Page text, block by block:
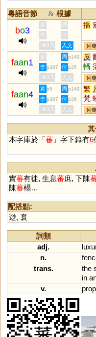
粵語音節 & 根據
bo3
黃 周 播
李
何
HKLS
人文 同
faan1
黃 周 p149 反
轓
李 p307 何 p35
HKLS 人文 同
faan4
黃 p5 周 p149 繁
梵
颿
鐇
李 p307 何 p36
HKLS 人文 同
本字庫於「蕃」字下錄有6
實蕃有徒, 生息蕃庶, 下陳
陳蕃榻…
配搭點:
逤, 袬
詞類
adj.
n.
trans.
the
in
v.